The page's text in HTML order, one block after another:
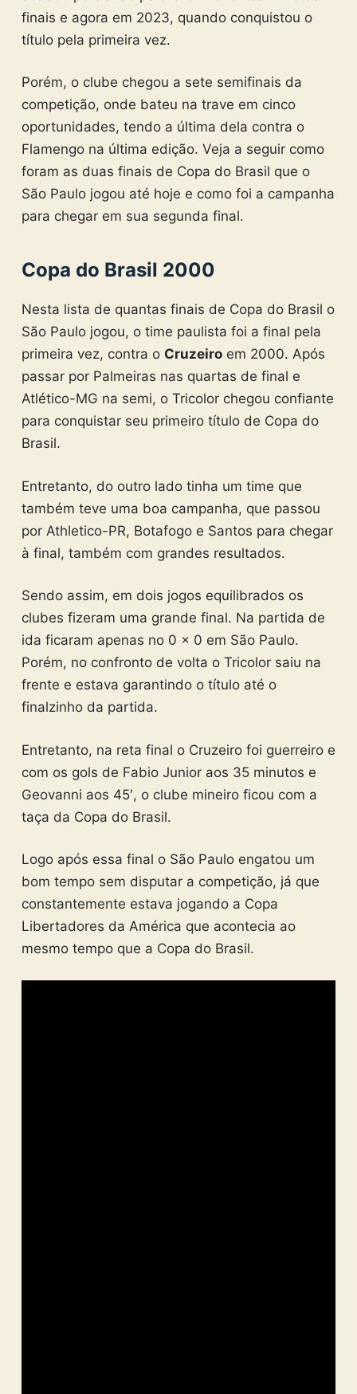
finais e agora em 2023, quando conquistou o
título pela primeira vez.
Porém, o clube chegou a sete semifinais da
competição, onde bateu na trave em cinco
oportunidades, tendo a última dela contra o
Flamengo na última edição. Veja a seguir como
foram as duas finais de Copa do Brasil que o
São Paulo jogou até hoje e como foi a campanha
para chegar em sua segunda final.
Copa do Brasil 2000
Nesta lista de quantas finais de Copa do Brasil o
São Paulo jogou, o time paulista foi a final pela
primeira vez, contra o Cruzeiroem 2000. Após
passar por Palmeiras nas quartas de final e
Atlético-MG na semi, o Tricolor chegou confiante
para conquistar seu primeiro título de Copa do
Brasil.
Entretanto, do outro lado tinha um time que
também teve uma boa campanha, que passou
por Athletico-PR, Botafogo e Santos para chegar
à final, também com grandes resultados.
Sendo assim, em dois jogos equilibrados os
clubes fizeram uma grande final. Na partida de
ida ficaram apenas no 0 x 0 em São Paulo.
Porém, no confronto de volta o Tricolor saiu na
frente e estava garantindo o título até o
finalzinho da partida.
Entretanto, na reta final o Cruzeiro foi guerreiro e
com os gols de Fabio Junior aos 35 minutos e
Geovanni aos 45′, o clube mineiro ficou com a
taça da Copa do Brasil.
Logo após essa final o São Paulo engatou um
bom tempo sem disputar a competição, já que
constantemente estava jogando a Copa
Libertadores da América que acontecia ao
mesmo tempo que a Copa do Brasil.